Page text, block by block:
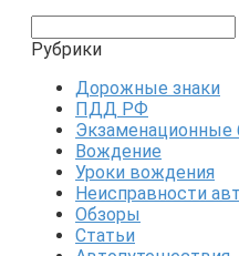
Рубрики
Дорожные знаки
ПДД РФ
Вождение
Уроки вождения
Неисправности
Обзоры
Статьи